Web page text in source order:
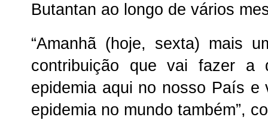
Butantan ao longo de vários
“Amanhã (hoje, sexta) mais
contribuição que vai fazer a
epidemia aqui no nosso País e
epidemia no mundo também”,